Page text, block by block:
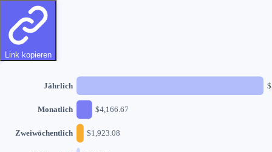
Link kopieren
Jährlich $
Monatlich $4,166.67
Zweiwöchentlich $1,923.08